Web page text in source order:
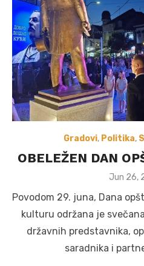
Gradovi, Politika,
OBELEŽEN DAN
Posted
Jun 26,
Povodom 29. juna, Dana
kulturu održana je
državnih predstavnika,
saradnika i